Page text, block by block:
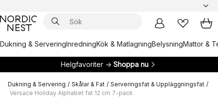
Dukning & ServeringInredningKök & MatlagningBelysningMattor &
Helgfavoriter → Shoppa nu
Dukning & Servering / Skålar & Fat / Serveringsfat & Uppläggningsfat /
Versace Holiday Alphabet fat 12 cm 7-pack